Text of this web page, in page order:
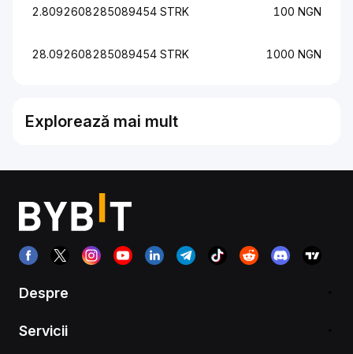
2.8092608285089454 STRK 100 NGN
28.092608285089454 STRK 1000 NGN
Explorează mai mult
Despre
Servicii